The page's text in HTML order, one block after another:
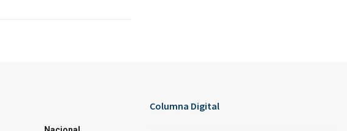
Columna Digital